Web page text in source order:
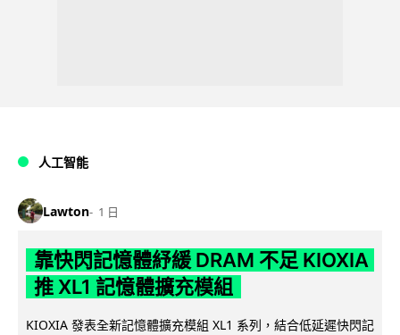
人工智能
Lawton 1 日
靠快閃記憶體紓緩 DRAM 不足 KIOXIA
推 XL1 記憶體擴充模組
KIOXIA 發表全新記憶體擴充模組 XL1 系列，結合低延遲快閃記